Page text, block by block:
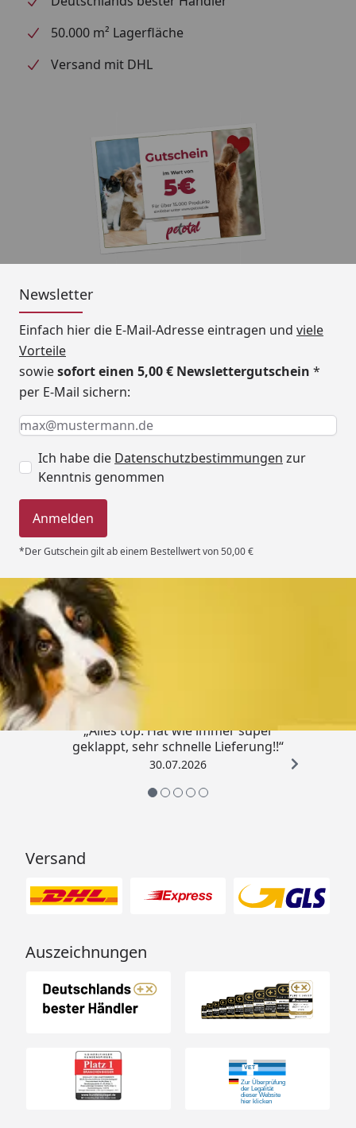
50.000 m² Lagerfläche
Versand mit DHL
Newsletter
Einfach hier die E-Mail-Adresse eintragen und viele
Vorteile
sowiesofort einen 5,00 € Newslettergutschein *
per E-Mail sichern:
Keine Eingabe erforderlich
Eingabe erforderlich
E-Mail *
Ich habe die Datenschutzbestimmungen zur
Kenntnis genommen
Anmelden
*Der Gutschein gilt ab einem Bestellwert von 50,00 €
Trusted Shops
„Alles top. Hat wie immer super
geklappt, sehr schnelle Lieferung!!“
30.07.2026
Versand
Auszeichnungen